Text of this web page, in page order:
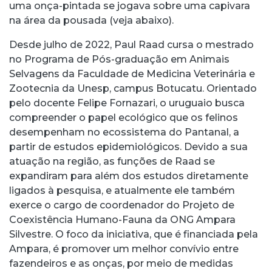
uma onça-pintada se jogava sobre uma capivara
na área da pousada (veja abaixo).
Desde julho de 2022, Paul Raad cursa o mestrado
no Programa de Pós-graduação em Animais
Selvagens da Faculdade de Medicina Veterinária e
Zootecnia da Unesp, campus Botucatu. Orientado
pelo docente Felipe Fornazari, o uruguaio busca
compreender o papel ecológico que os felinos
desempenham no ecossistema do Pantanal, a
partir de estudos epidemiológicos. Devido a sua
atuação na região, as funções de Raad se
expandiram para além dos estudos diretamente
ligados à pesquisa, e atualmente ele também
exerce o cargo de coordenador do Projeto de
Coexistência Humano-Fauna da ONG Ampara
Silvestre. O foco da iniciativa, que é financiada pela
Ampara, é promover um melhor convívio entre
fazendeiros e as onças, por meio de medidas